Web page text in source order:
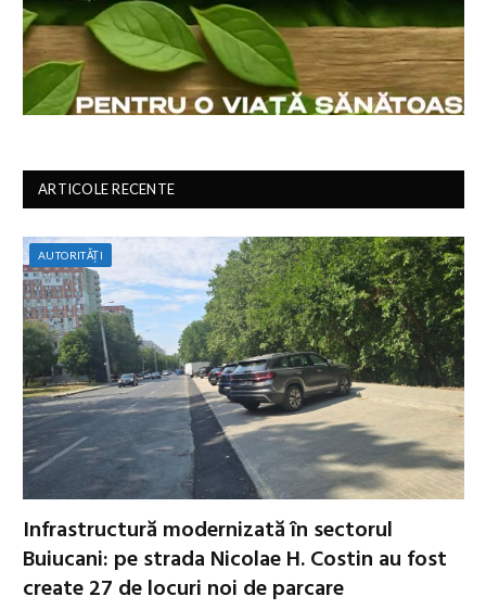
ARTICOLE RECENTE
AUTORITĂȚI
Infrastructură modernizată în sectorul
Buiucani: pe strada Nicolae H. Costin au fost
create 27 de locuri noi de parcare